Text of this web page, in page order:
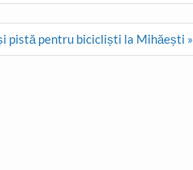
pistă pentru bicicliști la Mihăești »